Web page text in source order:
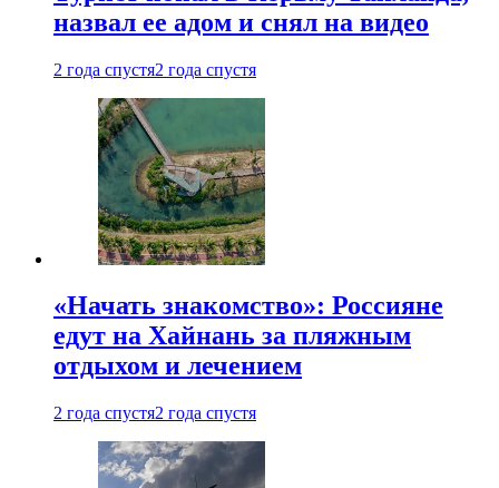
назвал ее адом и снял на видео
2 года спустя2 года спустя
«Начать знакомство»: Россияне
едут на Хайнань за пляжным
отдыхом и лечением
2 года спустя2 года спустя